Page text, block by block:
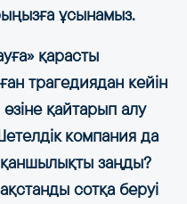
ұсынамыз.
қарасты
трагедиядан кейін
қайтарып алу
компания да
қаншылықты заңды?
сотқа беруі